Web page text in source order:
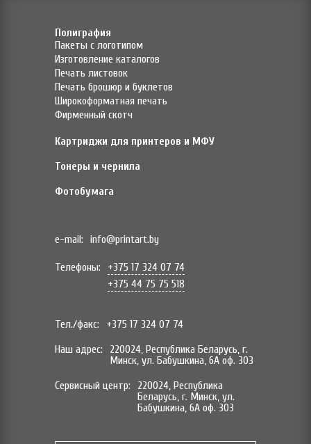
Полиграфия
Пакеты с логотипом
Изготовление каталогов
Печать листовок
Печать брошюр и буклетов
Широкоформатная печать
Фирменный скотч
Картриджи для принтеров и МФУ
Тонеры и чернила
Фотобумага
e-mail: info@printart.by
Телефоны:
+375 17 324 07 74
+375 44 75 75 518
Тел./факс:
+375 17 324 07 74
Наш адрес:
220024, Республика Беларусь, г.
Минск, ул. Бабушкина, 6А оф. 303
Сервисный центр:
220024, Республика
Беларусь, г. Минск, ул.
Бабушкина, 6А оф. 303